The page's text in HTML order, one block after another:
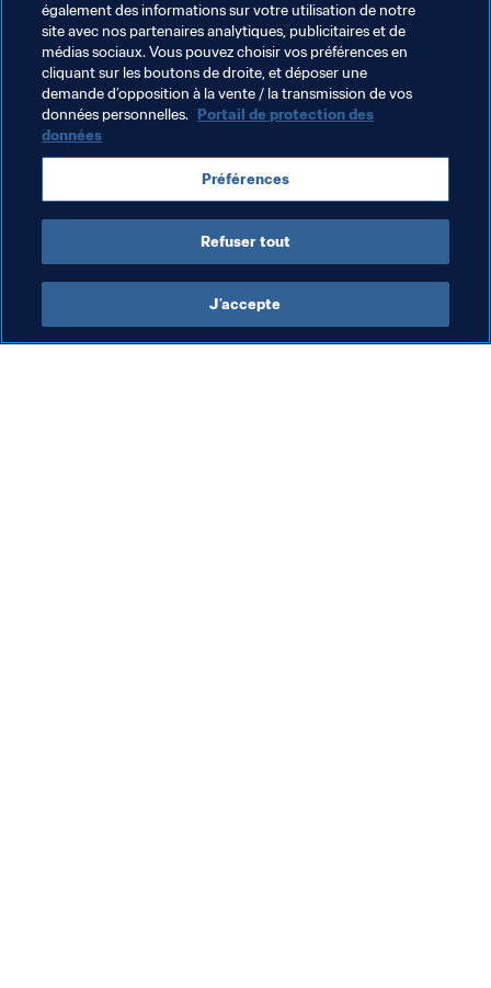
Le scrutin restera ouvert jusqu'au lundi 19 août 2019,
minuit CET. Mais ne tardez pas et votez dès aujourd'hui !
Que se passera-t-il après le scrutin ?
Nous dévoilerons les noms des trois finalistes de chaque
catégorie ultérieurement et les vainqueurs seront
révélés lors de la cérémonie des The Best FIFA Football
Awards, qui se tiendra à Milan le 23 septembre.
également des informations sur votre utilisation de notre
site avec nos partenaires analytiques, publicitaires et de
médias sociaux. Vous pouvez choisir vos préférences en
cliquant sur les boutons de droite, et déposer une
demande d’opposition à la vente / la transmission de vos
données personnelles. Portail de protection des
données
Préférences
Refuser tout
J’accepte